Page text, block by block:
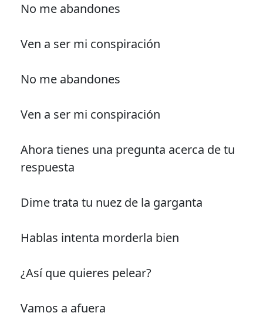
No me abandones
Ven a ser mi conspiración
No me abandones
Ven a ser mi conspiración
Ahora tienes una pregunta acerca de tu
respuesta
Dime trata tu nuez de la garganta
Hablas intenta morderla bien
¿Así que quieres pelear?
Vamos a afuera